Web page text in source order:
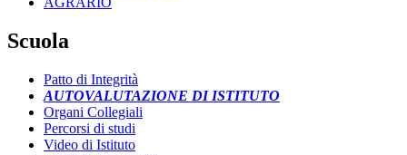
Scuola
Patto di Integrità
AUTOVALUTAZIONE DI ISTITUTO
Organi Collegiali
Percorsi di studi
Video di Istituto